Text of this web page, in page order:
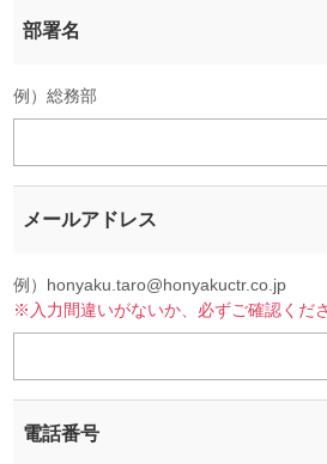
部署名
例）総務部
メールアドレス
例）honyaku.taro@honyakuctr.co.jp
※入力間違いがないか、必ずご確認くださ
電話番号